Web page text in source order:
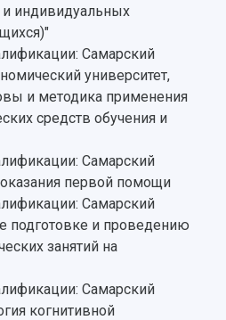
полигон
двигателей
кампус
курсы
19
разработки
и грантов
"Молодой учёный"
университета
конференциях
и индивидуальных
Самарский
университет,
и методика применения
средств обучения и
Самарский
первой помощи
Самарский
подготовке и проведению
занятий на
Самарский
когнитивной